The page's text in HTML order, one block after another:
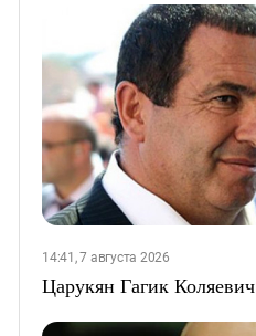
14:41, 7 августа 2026
Царукян Гагик Коляевич